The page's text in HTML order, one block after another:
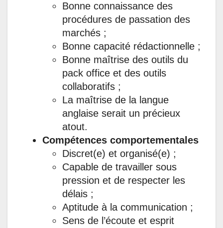
Bonne connaissance des
procédures de passation des
marchés ;
Bonne capacité rédactionnelle ;
Bonne maîtrise des outils du
pack office et des outils
collaboratifs ;
La maîtrise de la langue
anglaise serait un précieux
atout.
Compétences comportementales
Discret(e) et organisé(e) ;
Capable de travailler sous
pression et de respecter les
délais ;
Aptitude à la communication ;
Sens de l’écoute et esprit